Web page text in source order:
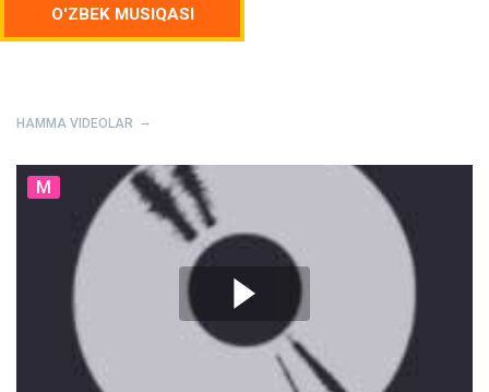
O'ZBEK MUSIQASI
HAMMA VIDEOLAR
M